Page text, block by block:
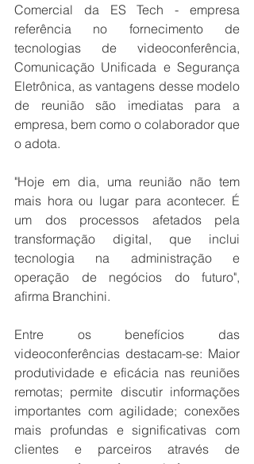
Comercial da ES Tech - empresa
referência no fornecimento de
tecnologias de videoconferência,
Comunicação Unificada e Segurança
Eletrônica, as vantagens desse modelo
de reunião são imediatas para a
empresa, bem como o colaborador que
o adota.
"Hoje em dia, uma reunião não tem
mais hora ou lugar para acontecer. É
um dos processos afetados pela
transformação digital, que inclui
tecnologia na administração e
operação de negócios do futuro",
afirma Branchini.
Entre os benefícios das
videoconferências destacam-se: Maior
produtividade e eficácia nas reuniões
remotas; permite discutir informações
importantes com agilidade; conexões
mais profundas e significativas com
clientes e parceiros através de